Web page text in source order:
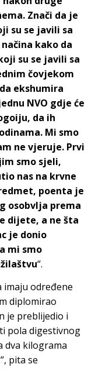
Znači da je
su se javili sa
kako da
su se javili sa
čovjekom
ekshumira
NVO gdje će
da ih
Mi smo
ne vjeruje. Prvi
smo sjeli,
nas na krvne
poenta je
osobvlja prema
dijete, a ne šta
je donio
mi smo
“.
imaju određene
diplomirao
je preblijedio i
pola digestivnog
dva kilograma
pita se